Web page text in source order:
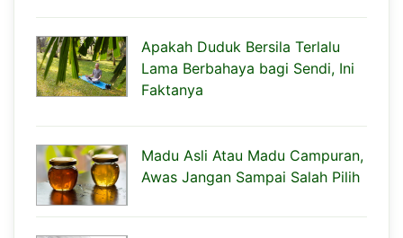
Apakah Duduk Bersila Terlalu
Lama Berbahaya bagi Sendi, Ini
Faktanya
Madu Asli Atau Madu Campuran,
Awas Jangan Sampai Salah Pilih